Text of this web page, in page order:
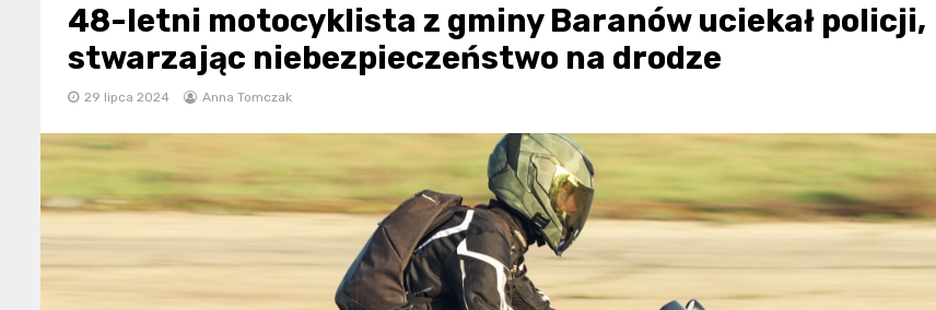
48-letni motocyklista z gminy Baranów uciekał policji,
stwarzając niebezpieczeństwo na drodze
29 lipca 2024 Anna Tomczak